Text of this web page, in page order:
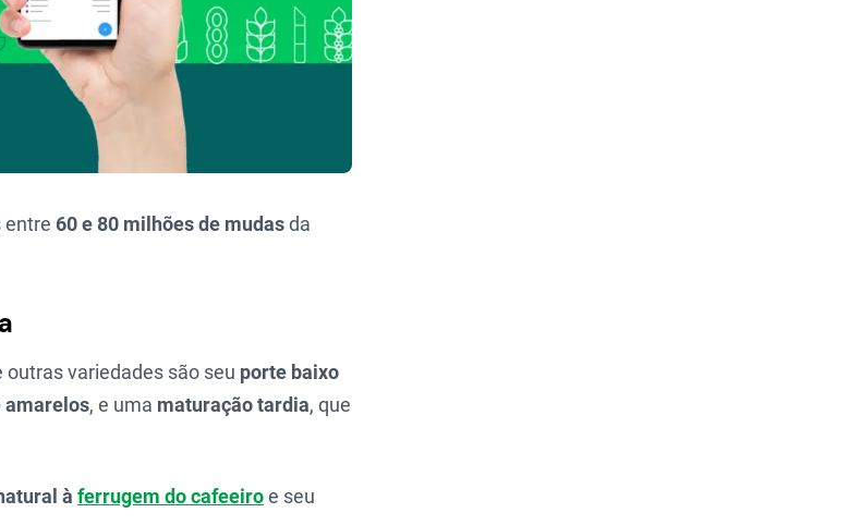
entre 60 e 80 milhões de mudasda
variedades são seu porte baixo
amarelos, e uma maturação tardia, que
à ferrugem do cafeeiroe seu